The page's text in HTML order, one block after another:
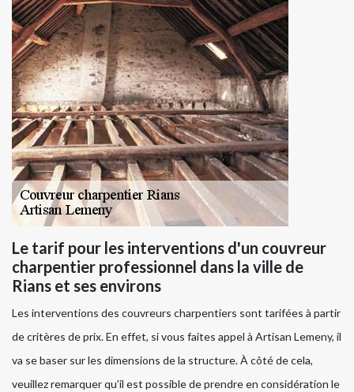
Le tarif pour les interventions d'un couvreur
charpentier professionnel dans la ville de
Rians et ses environs
Les interventions des couvreurs charpentiers sont tarifées à partir
de critères de prix. En effet, si vous faites appel à Artisan Lemeny, il
va se baser sur les dimensions de la structure. À côté de cela,
veuillez remarquer qu'il est possible de prendre en considération le